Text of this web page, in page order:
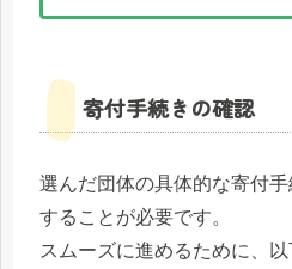
寄付手続きの確認
選んだ団体の具体的な寄付
することが必要です。
スムーズに進めるために、